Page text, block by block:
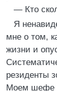
— Кто
Я
мне о том,
жизни и
резиденты
Моем шефе